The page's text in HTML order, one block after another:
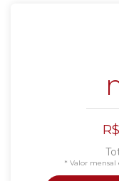
R$
* Valor mensal